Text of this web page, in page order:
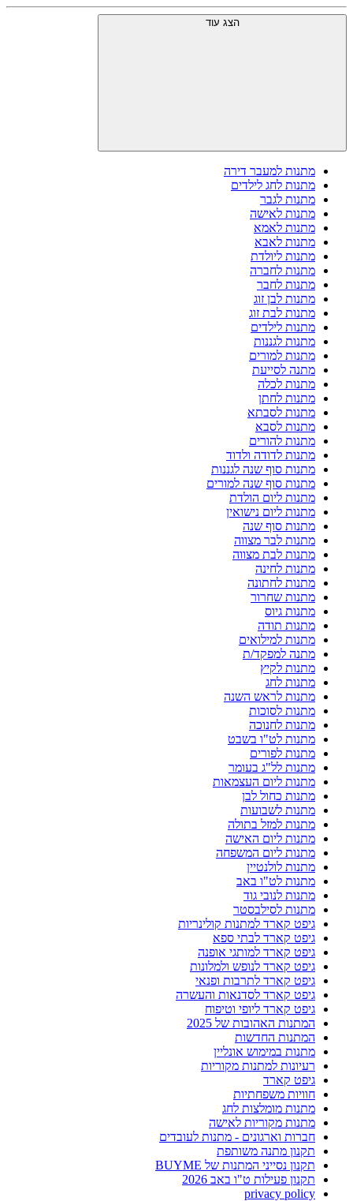
הצג עוד
מתנות למעבר דירה
מתנות לחג לילדים
מתנות לגבר
מתנות לאישה
מתנות לאמא
מתנות לאבא
מתנות ליולדת
מתנות לחברה
מתנות לחבר
מתנות לבן זוג
מתנות לבת זוג
מתנות לילדים
מתנות לגננות
מתנות למורים
מתנה לסייעת
מתנות לכלה
מתנות לחתן
מתנות לסבתא
מתנות לסבא
מתנות להורים
מתנות לדודה ולדוד
מתנות סוף שנה לגננות
מתנות סוף שנה למורים
מתנות ליום הולדת
מתנות ליום נישואין
מתנות סוף שנה
מתנות לבר מצווה
מתנות לבת מצווה
מתנות לחינה
מתנות לחתונה
מתנות שחרור
מתנות גיוס
מתנות תודה
מתנות למילואים
מתנה למפקד/ת
מתנות לקיץ
מתנות לחג
מתנות לראש השנה
מתנות לסוכות
מתנות לחנוכה
מתנות לט"ו בשבט
מתנות לפורים
מתנות לל"ג בעומר
מתנות ליום העצמאות
מתנות כחול לבן
מתנות לשבועות
מתנות למזל בתולה
מתנות ליום האישה
מתנות ליום המשפחה
מתנות לולנטיין
מתנות לט"ו באב
מתנות לנובי גוד
מתנות לסילבסטר
גיפט קארד למתנות קולינריות
גיפט קארד לבתי ספא
גיפט קארד למותגי אופנה
גיפט קארד לנופש ולמלונות
גיפט קארד לתרבות ופנאי
גיפט קארד לסדנאות והעשרה
גיפט קארד ליופי וטיפוח
המתנות האהובות של 2025
המתנות החדשות
מתנות במימוש אונליין
רעיונות למתנות מקוריות
גיפט קארד
חוויות משפחתיות
מתנות מומלצות לחג
מתנות מקוריות לאישה
חברות וארגונים - מתנות לעובדים
תקנון מתנה משותפת
תקנון נסייני המתנות של BUYME
תקנון פעילות ט"ו באב 2026
privacy policy